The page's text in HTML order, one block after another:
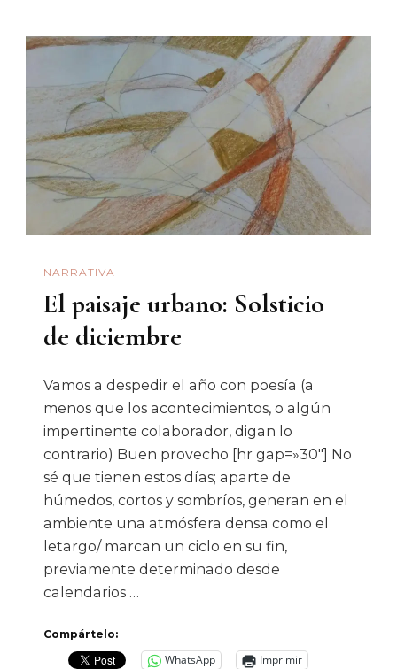
¿Subcultura
Psicodélica
Revolución
NARRATIVA
El paisaje urbano: Solsticio
de diciembre
Vamos a despedir el año con poesía (a
menos que los acontecimientos, o algún
impertinente colaborador, digan lo
contrario) Buen provecho [hr gap=»30″] No
sé que tienen estos días; aparte de
húmedos, cortos y sombríos, generan en el
ambiente una atmósfera densa como el
letargo/ marcan un ciclo en su fin,
previamente determinado desde
calendarios …
Compártelo:
WhatsApp
Imprimir